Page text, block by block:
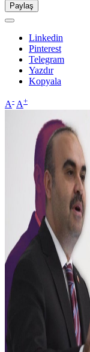
Paylaş
Linkedin
Pinterest
Telegram
Yazdır
Kopyala
A- A+